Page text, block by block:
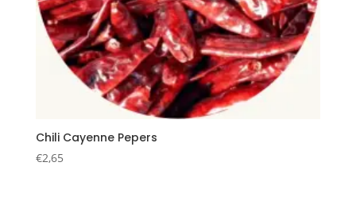
Chili Cayenne Pepers
€2,65